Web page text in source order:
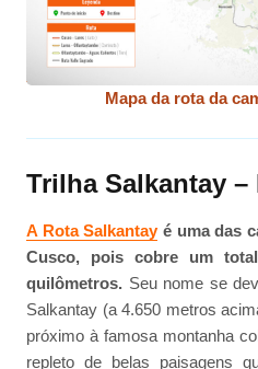
Mapa da rota da
Trilha Salkantay
A Rota Salkantayé uma das
Cusco, pois cobre um
quilômetros. Seu nome se
Salkantay (a 4.650 metros
próximo à famosa montanha
repleto de belas paisagens